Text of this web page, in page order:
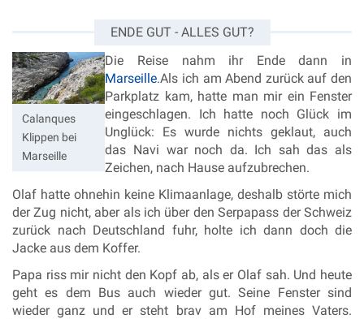
ENDE GUT - ALLES GUT?
Calanques
Klippen bei
Marseille
Die Reise nahm ihr Ende dann in
Marseille.Als ich am Abend zurück auf den
Parkplatz kam, hatte man mir ein Fenster
eingeschlagen. Ich hatte noch Glück im
Unglück: Es wurde nichts geklaut, auch
das Navi war noch da. Ich sah das als
Zeichen, nach Hause aufzubrechen.
Olaf hatte ohnehin keine Klimaanlage, deshalb störte mich
der Zug nicht, aber als ich über den Serpapass der Schweiz
zurück nach Deutschland fuhr, holte ich dann doch die
Jacke aus dem Koffer.
Papa riss mir nicht den Kopf ab, als er Olaf sah. Und heute
geht es dem Bus auch wieder gut. Seine Fenster sind
wieder ganz und er steht brav am Hof meines Vaters.